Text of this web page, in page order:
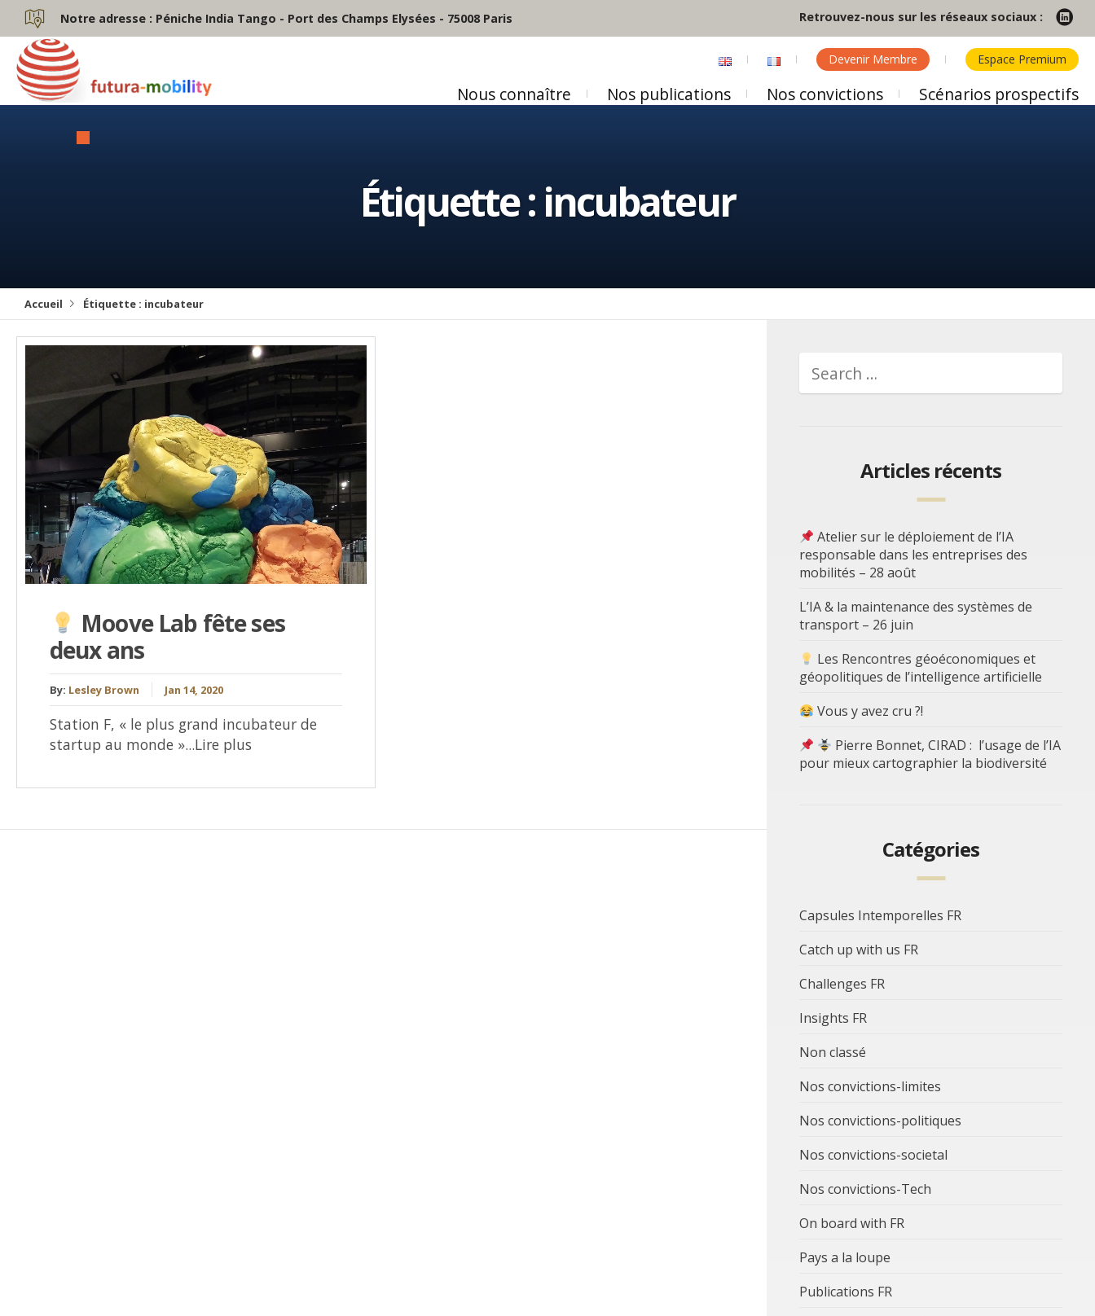
Notre adresse : Péniche India Tango - Port des Champs Elysées - 75008 Paris Retrouvez-nous sur les réseaux sociaux :
Devenir Membre Espace Premium
Nous connaître Nos publications Nos convictions Scénarios prospectifs
Étiquette : incubateur
Accueil Étiquette : incubateur
Moove Lab fête ses
deux ans
By: Lesley Brown Jan 14, 2020
Station F, « le plus grand incubateur de
startup au monde »...Lire plus
Articles récents
Atelier sur le déploiement de l’IA
responsable dans les entreprises des
mobilités – 28 août
L’IA & la maintenance des systèmes de
transport – 26 juin
Les Rencontres géoéconomiques et
géopolitiques de l’intelligence artificielle
Vous y avez cru ?!
Pierre Bonnet, CIRAD : l’usage de l’IA
pour mieux cartographier la biodiversité
Catégories
Capsules Intemporelles FR
Catch up with us FR
Challenges FR
Insights FR
Non classé
Nos convictions-limites
Nos convictions-politiques
Nos convictions-societal
Nos convictions-Tech
On board with FR
Pays a la loupe
Publications FR